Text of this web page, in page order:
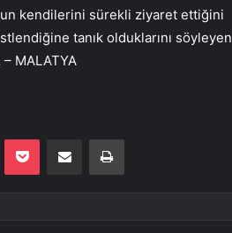
kendilerini sürekli ziyaret ettiğini
tanık olduklarını söyleyen
MALATYA
Pocket E-Posta ile paylaş Yazdır